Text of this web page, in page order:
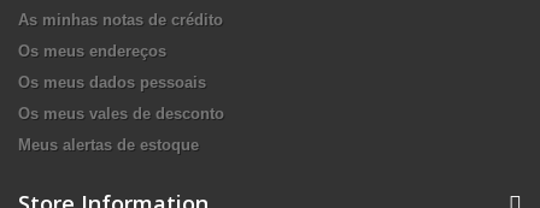
As minhas notas de crédito
Os meus endereços
Os meus dados pessoais
Os meus vales de desconto
Meus alertas de estoque